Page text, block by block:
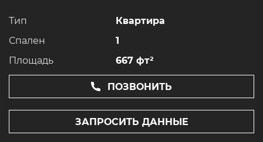
Тип
Квартира
Спален
1
Площадь
667 фт²
ПОЗВОНИТЬ
ЗАПРОСИТЬ ДАННЫЕ